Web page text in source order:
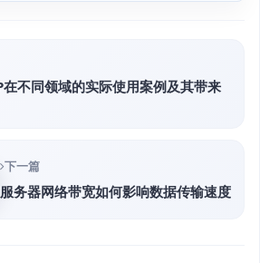
不同领域的实际使用案例及其带来
下一篇
服务器网络带宽如何影响数据传输速度